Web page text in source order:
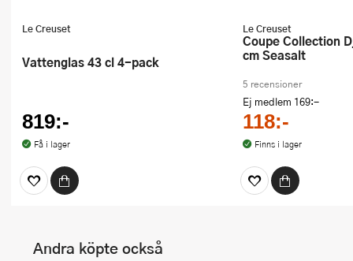
Le Creuset
Vattenglas 43 cl 4-pack
819:-
Få i lager
Le Creuset
Coupe Collection Djup Tallrik 16
cm Seasalt
5 recensioner
Ej medlem 169:-
118:-
Finns i lager
Andra köpte också